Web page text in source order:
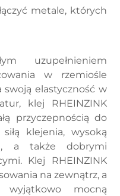
metale, których
uzupełnieniem
w rzemiośle
elastyczność w
klej RHEINZINK
przyczepnością do
klejenia, wysoką
a także dobrymi
Klej RHEINZINK
na zewnątrz, a
mocną